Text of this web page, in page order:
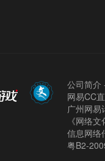
公司简介
网易CC
广州网
《网络
信息网络
粤B2-